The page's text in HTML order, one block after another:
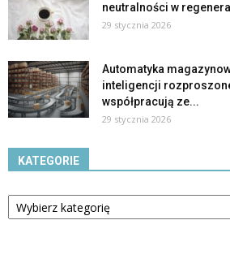
neutralności w
29 stycznia 2026
Automatyka
inteligencji
współpracują ze...
29 stycznia 2026
KATEGORIE
Kategorie